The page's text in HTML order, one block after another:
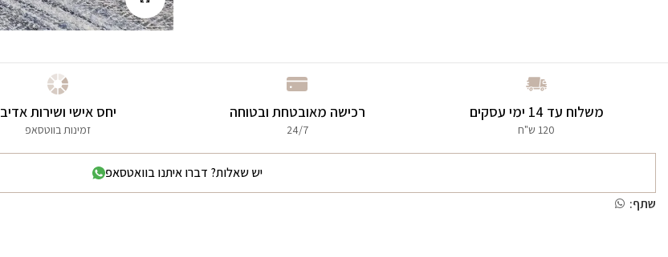
משלוח עד 14 ימי עסקים
120 ש"ח
רכישה מאובטחת ובטוחה
24/7
יחס אישי ושירות אדיב
זמינות בווטסאפ
יש שאלות? דברו איתנו בוואטסאפ
שתף: